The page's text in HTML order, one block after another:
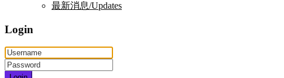
最新消息/Updates
Login